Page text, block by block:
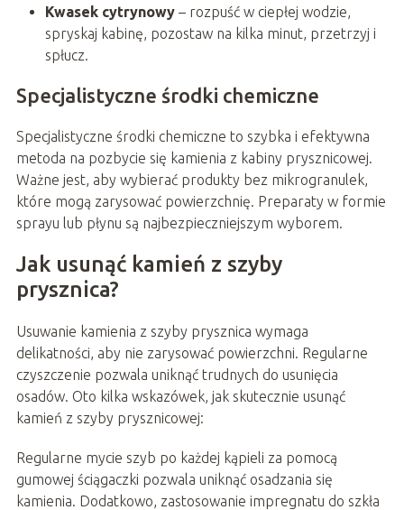
Kwasek cytrynowy– rozpuść w ciepłej wodzie,
spryskaj kabinę, pozostaw na kilka minut, przetrzyj i
spłucz.
Specjalistyczne środki chemiczne
Specjalistyczne środki chemiczne to szybka i efektywna
metoda na pozbycie się kamienia z kabiny prysznicowej.
Ważne jest, aby wybierać produkty bez mikrogranulek,
które mogą zarysować powierzchnię. Preparaty w formie
sprayu lub płynu są najbezpieczniejszym wyborem.
Jak usunąć kamień z szyby
prysznica?
Usuwanie kamienia z szyby prysznica wymaga
delikatności, aby nie zarysować powierzchni. Regularne
czyszczenie pozwala uniknąć trudnych do usunięcia
osadów. Oto kilka wskazówek, jak skutecznie usunąć
kamień z szyby prysznicowej:
Regularne mycie szyb po każdej kąpieli za pomocą
gumowej ściągaczki pozwala uniknąć osadzania się
kamienia. Dodatkowo, zastosowanie impregnatu do szkła